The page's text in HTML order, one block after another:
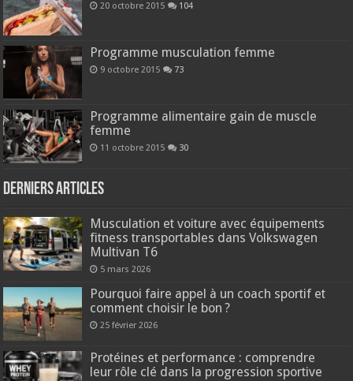
20 octobre 2015 104
Programme musculation femme
9 octobre 2015 73
Programme alimentaire gain de muscle
femme
11 octobre 2015 30
Derniers articles
Musculation et voiture avec équipements
fitness transportables dans Volkswagen
Multivan T6
5 mars 2026
Pourquoi faire appel à un coach sportif et
comment choisir le bon ?
25 février 2026
Protéines et performance : comprendre
leur rôle clé dans la progression sportive